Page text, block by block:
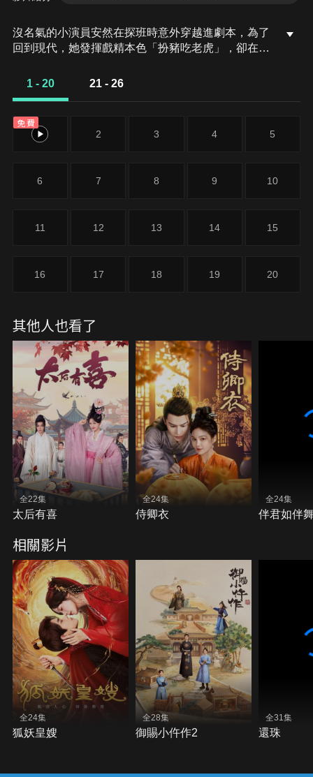
沒名氣的小演員安然在探班時意外穿越進劇本，為了
回到現代，她發揮戲精本色「扮豬吃老虎」，卻在拯
表面上是忠誠狗腿與腹黑首輔的假面搭檔，實則各懷
1 - 20 21 - 26
免費
1 2 3 4 5
6 7 8 9 10
11 12 13 14 15
16 17 18 19 20
其他人也看了
全22集
太后有喜
全24集
侍卿衣
全24集
伴君如伴
相關影片
全24集
狐妖皇嫂
全28集
御賜小仵作2
全31集
還珠